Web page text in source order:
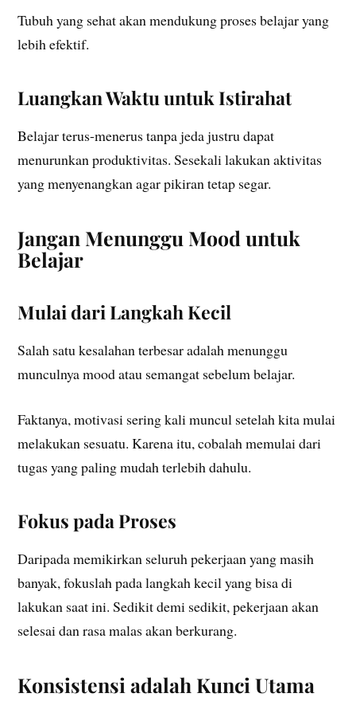
Tubuh yang sehat akan mendukung proses belajar yang
lebih efektif.
Luangkan Waktu untuk Istirahat
Belajar terus-menerus tanpa jeda justru dapat
menurunkan produktivitas. Sesekali lakukan aktivitas
yang menyenangkan agar pikiran tetap segar.
Jangan Menunggu Mood untuk
Belajar
Mulai dari Langkah Kecil
Salah satu kesalahan terbesar adalah menunggu
munculnya mood atau semangat sebelum belajar.
Faktanya, motivasi sering kali muncul setelah kita mulai
melakukan sesuatu. Karena itu, cobalah memulai dari
tugas yang paling mudah terlebih dahulu.
Fokus pada Proses
Daripada memikirkan seluruh pekerjaan yang masih
banyak, fokuslah pada langkah kecil yang bisa di
lakukan saat ini. Sedikit demi sedikit, pekerjaan akan
selesai dan rasa malas akan berkurang.
Konsistensi adalah Kunci Utama